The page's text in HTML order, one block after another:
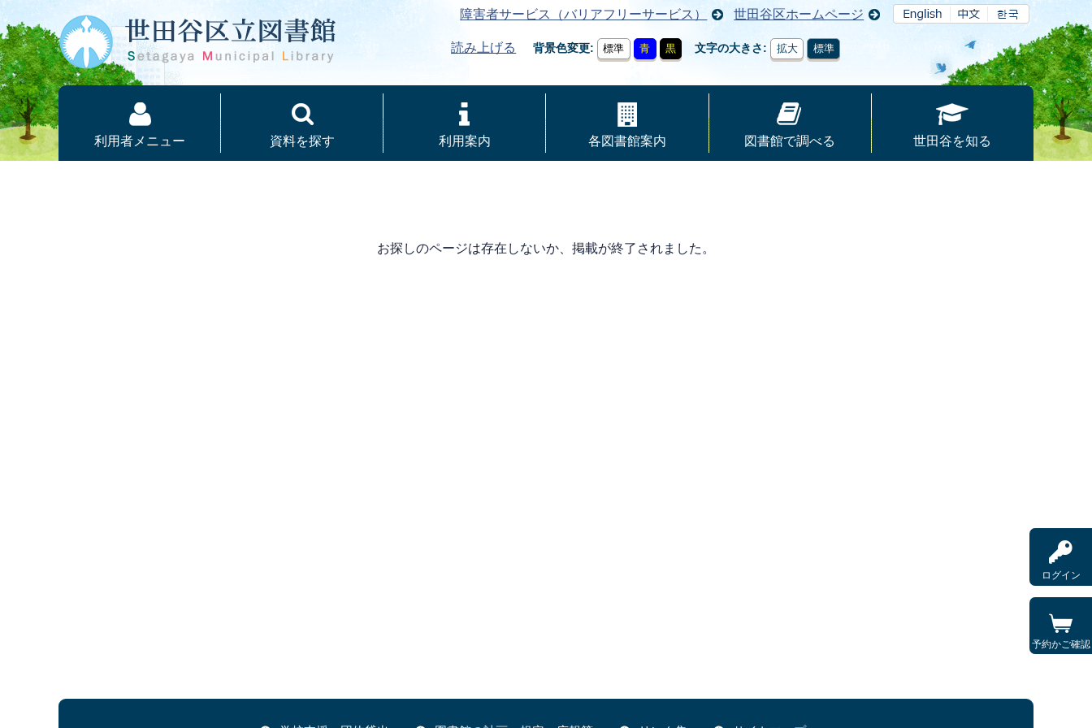
障害者サービス（バリアフリーサービス） 世田谷区ホームページ
読み上げる 背景色変更 標準 青 黒 文字の大きさ 拡大 標準
ログイン
予約かご確認
利用者メニュー 資料を探す 利用案内 各図書館案内 図書館で調べる 世田谷を知る
お探しのページは存在しないか、掲載が終了されました。